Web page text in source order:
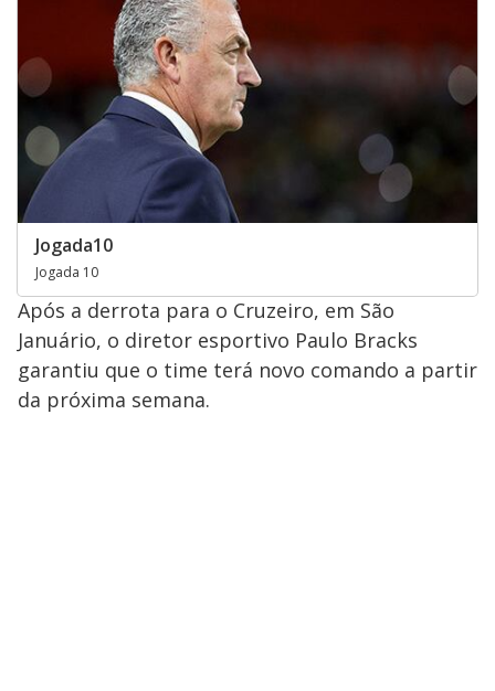
Jogada10
Jogada 10
Após a derrota para o Cruzeiro, em São
Januário, o diretor esportivo Paulo Bracks
garantiu que o time terá novo comando a partir
da próxima semana.